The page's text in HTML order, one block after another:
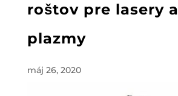
roštov pre lasery a
plazmy
máj 26, 2020